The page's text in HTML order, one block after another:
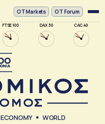
FTSE 100 DAX 30 CAC 40
ΟΤ Markets OT Forum
ECONOMY WORLD